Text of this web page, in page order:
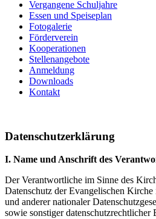
Vergangene Schuljahre
Essen und Speiseplan
Fotogalerie
Förderverein
Kooperationen
Stellenangebote
Anmeldung
Downloads
Kontakt
Datenschutzerklärung
I. Name und Anschrift des
Der Verantwortliche im Sinne des
Datenschutz der Evangelischen
und anderer nationaler
sowie sonstiger datenschutzrechtlicher